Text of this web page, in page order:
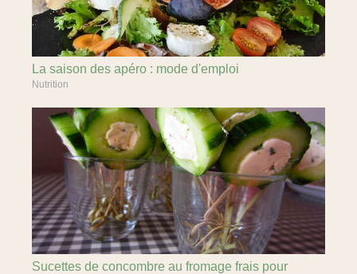
La saison des apéro : mode d'emploi
Nutrition
Sucettes de concombre au fromage frais pour